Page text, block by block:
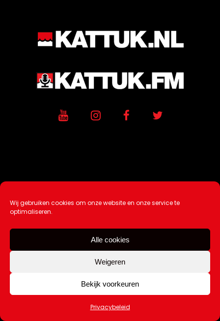
Wij gebruiken cookies om onze website en onze service te
optimaliseren.
Alle cookies
Weigeren
Bekijk voorkeuren
Privacybeleid
Ontwikkeling / Hosting doorAtSea
Over Ons |Tip de redactie
Contact
Copyright Kattuk.nl 2003-2026